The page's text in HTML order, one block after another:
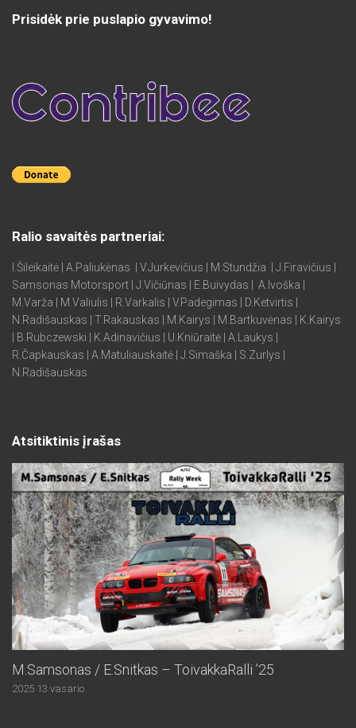
Prisidėk prie puslapio gyvavimo!
Ralio savaitės partneriai:
I.Šileikaitė | A.Paliukėnas | V.Jurkevičius | M.Stundžia | J.Firavičius |
Samsonas Motorsport | J.Vičiūnas | E.Buivydas | A.Ivoška |
M.Varža | M.Valiulis | R.Varkalis | V.Padegimas | D.Ketvirtis |
N.Radišauskas | T.Rakauskas | M.Kairys | M.Bartkuvėnas | K.Kairys
| B.Rubczewski | K.Adinavičius | U.Kniūraitė | A.Laukys |
R.Čapkauskas | A.Matuliauskaitė | J.Simaška | S.Zurlys |
N.Radišauskas
Atsitiktinis įrašas
M.Samsonas / E.Snitkas – ToivakkaRalli ’25
2025 13 vasario